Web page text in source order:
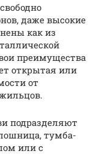
даже высокие
как из
преимущества
открытая или
от
подразделяют
тумба-
или с